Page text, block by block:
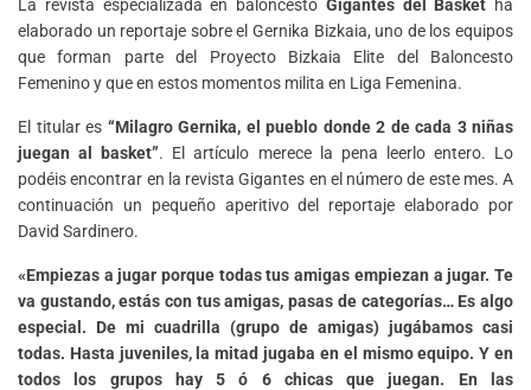
La revista especializada en baloncesto Gigantes del Basket ha
elaborado un reportaje sobre el Gernika Bizkaia, uno de los equipos
que forman parte del Proyecto Bizkaia Elite del Baloncesto
Femenino y que en estos momentos milita en Liga Femenina.
El titular es “Milagro Gernika, el pueblo donde 2 de cada 3 niñas
juegan al basket”. El artículo merece la pena leerlo entero. Lo
podéis encontrar en la revista Gigantes en el número de este mes. A
continuación un pequeño aperitivo del reportaje elaborado por
David Sardinero.
«Empiezas a jugar porque todas tus amigas empiezan a jugar. Te
va gustando, estás con tus amigas, pasas de categorías… Es algo
especial. De mi cuadrilla (grupo de amigas) jugábamos casi
todas. Hasta juveniles, la mitad jugaba en el mismo equipo. Y en
todos los grupos hay 5 ó 6 chicas que juegan. En las